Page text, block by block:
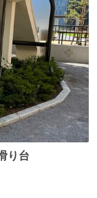
も大切にしてお
り台